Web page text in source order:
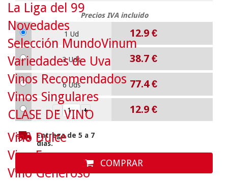
Precios IVA incluido
1 Ud 12.9 €
3 Uds 38.7 €
6 Uds 77.4€
12.9 €
Entrega de 5 a 7
días.
COMPRAR
La Liga del 99
Novedades
Selección MundoVinum
Variedades de Uva
Vinos Recomendados
Vinos Singulares
CLASE DE VINO
Vino Dulce
Vino Espumoso
Vino Generoso